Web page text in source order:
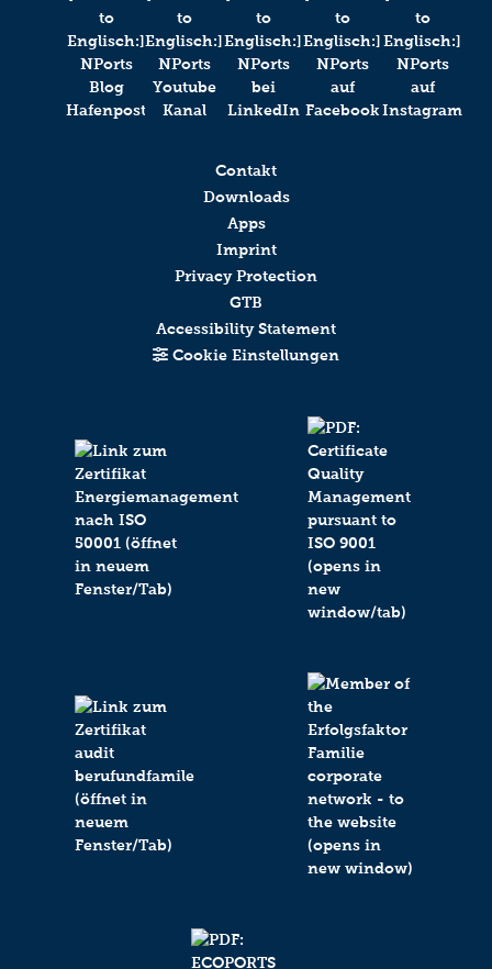
Contakt
Downloads
Apps
Imprint
Privacy Protection
GTB
Accessibility Statement
Cookie Einstellungen